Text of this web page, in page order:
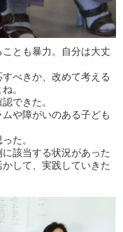
とも暴力。自分は大丈
べきか、改めて考える
。
できた。
や障がいのある子ども
た。
該当する状況があった
して、実践していきた